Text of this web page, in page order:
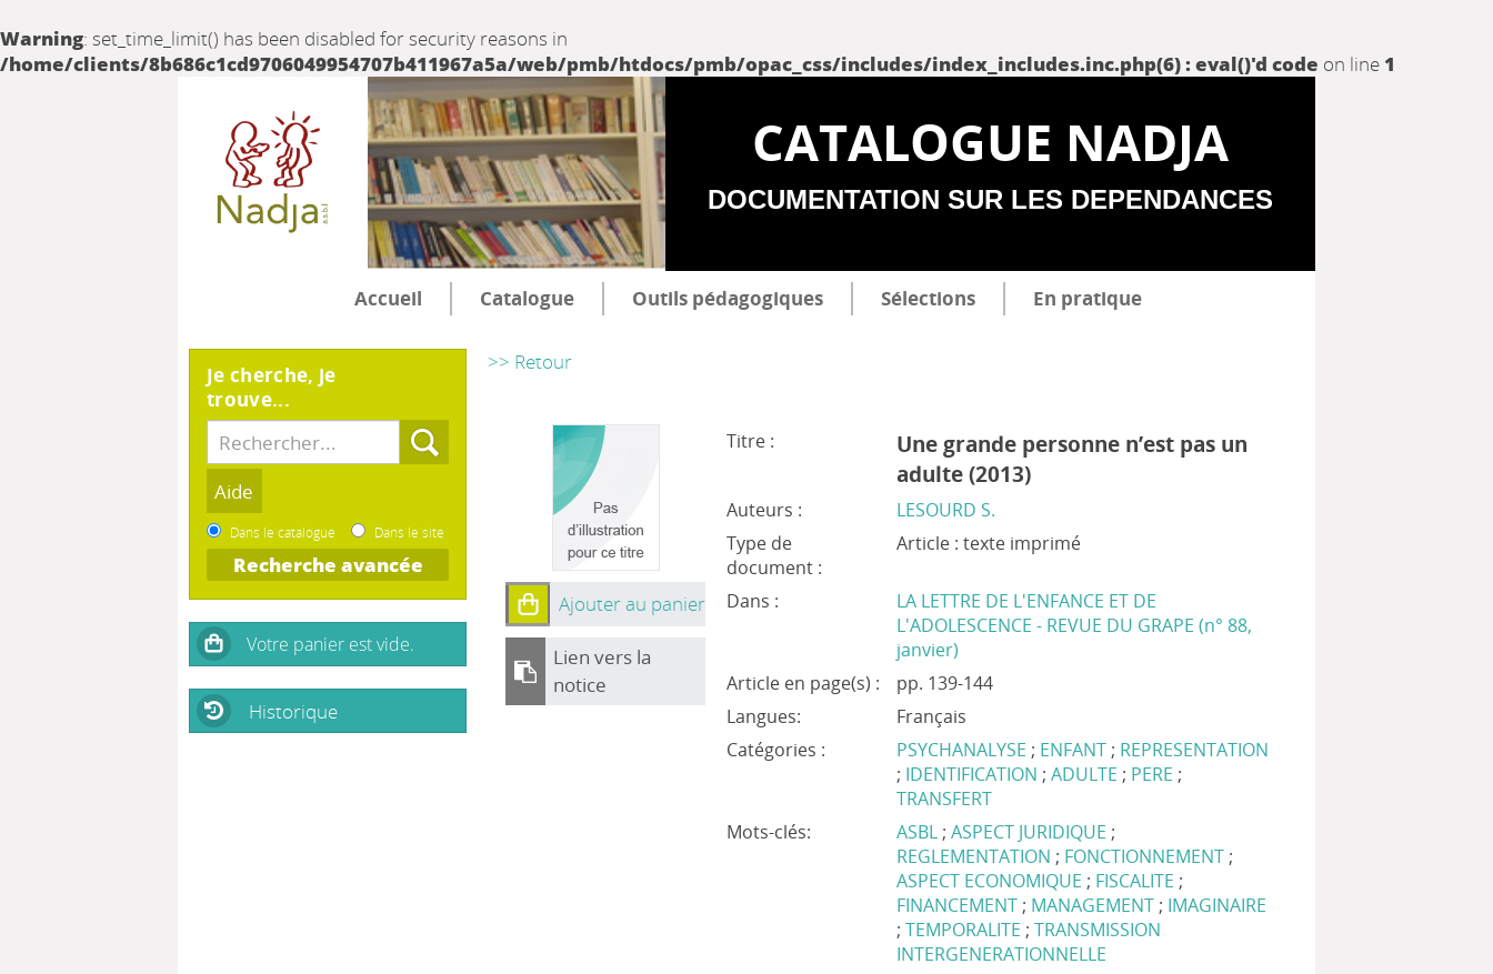
Warning: set_time_limit() has been disabled for security reasons in
/home/clients/8b686c1cd9706049954707b411967a5a/web/pmb/htdocs/pmb/opac_css/includes/index_includes.inc.php(6) : eval()'d code on line 1
CATALOGUE NADJA
DOCUMENTATION SUR LES DEPENDANCES
Accueil Catalogue Outils pédagogiques Sélections En pratique
>> Retour
Ajouter au panier
Lien vers la
notice
Titre :
Une grande personne n’est pas un
adulte (2013)
Auteurs :
LESOURD S.
Type de
document :
Article : texte imprimé
Dans :
LA LETTRE DE L'ENFANCE ET DE
L'ADOLESCENCE - REVUE DU GRAPE (n° 88,
janvier)
Article en page(s) :
pp. 139-144
Langues:
Français
Catégories :
PSYCHANALYSE ; ENFANT ; REPRESENTATION
; IDENTIFICATION ;ADULTE ; PERE ;
TRANSFERT
Mots-clés:
ASBL ;ASPECT JURIDIQUE ;
REGLEMENTATION ; FONCTIONNEMENT ;
ASPECT ECONOMIQUE ; FISCALITE ;
FINANCEMENT ; MANAGEMENT ; IMAGINAIRE
;TEMPORALITE ;TRANSMISSION
INTERGENERATIONNELLE
Je cherche, je
trouve...
Dans le catalogue Dans le site
Recherche avancée
Historique